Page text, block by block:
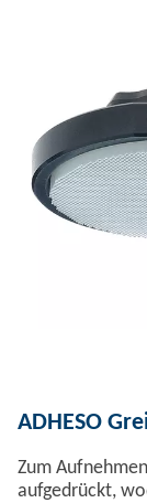
ADHESO
Zum
aufgedrückt,